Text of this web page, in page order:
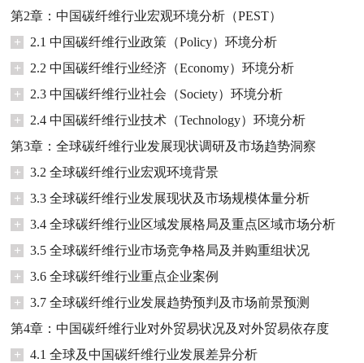
第2章：中国碳纤维行业宏观环境分析（PEST）
+
2.1 中国碳纤维行业政策（Policy）环境分析
+
2.2 中国碳纤维行业经济（Economy）环境分析
+
2.3 中国碳纤维行业社会（Society）环境分析
+
2.4 中国碳纤维行业技术（Technology）环境分析
第3章：全球碳纤维行业发展现状调研及市场趋势洞察
+
3.2 全球碳纤维行业宏观环境背景
+
3.3 全球碳纤维行业发展现状及市场规模体量分析
+
3.4 全球碳纤维行业区域发展格局及重点区域市场分析
+
3.5 全球碳纤维行业市场竞争格局及并购重组状况
+
3.6 全球碳纤维行业重点企业案例
+
3.7 全球碳纤维行业发展趋势预判及市场前景预测
第4章：中国碳纤维行业对外贸易状况及对外贸易依存度
+
4.1 全球及中国碳纤维行业发展差异分析